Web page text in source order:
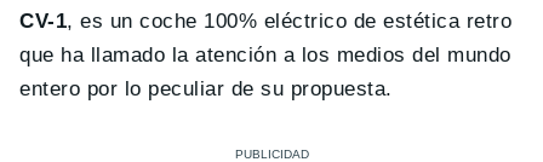
CV-1, es un coche 100% eléctrico de estética retro
que ha llamado la atención a los medios del mundo
entero por lo peculiar de su propuesta.